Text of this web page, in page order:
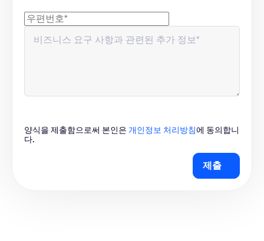
양식을 제출함으로써 본인은 개인정보 처리방침에 동의합니
다.
제출